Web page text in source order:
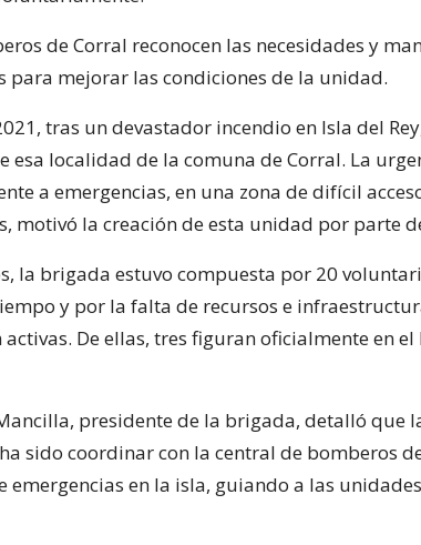
de Corral reconocen las necesidades y
para mejorar las condiciones de la unidad.
tras un devastador incendio en Isla del
esa localidad de la comuna de Corral. La
a emergencias, en una zona de difícil
motivó la creación de esta unidad por parte
la brigada estuvo compuesta por 20
y por la falta de recursos e
activas. De ellas, tres figuran oficialmente en
presidente de la brigada, detalló que
sido coordinar con la central de bomberos
emergencias en la isla, guiando a las